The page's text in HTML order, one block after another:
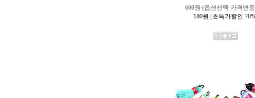
600원 (옵션선택 가격변
180원 [초특가할인